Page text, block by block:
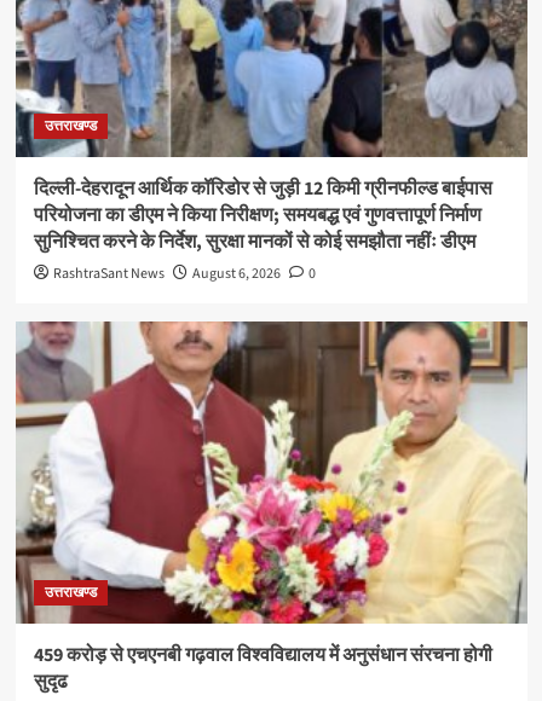
उत्तराखण्ड
दिल्ली-देहरादून आर्थिक कॉरिडोर से जुड़ी 12 किमी ग्रीनफील्ड बाईपास
परियोजना का डीएम ने किया निरीक्षण; समयबद्ध एवं गुणवत्तापूर्ण निर्माण
सुनिश्चित करने के निर्देश, सुरक्षा मानकों से कोई समझौता नहींः डीएम
RashtraSant News August 6, 2026 0
उत्तराखण्ड
459 करोड़ से एचएनबी गढ़वाल विश्वविद्यालय में अनुसंधान संरचना होगी
सुदृढ